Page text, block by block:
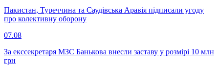
Пакистан, Туреччина та Саудівська Аравія підписали угоду
про колективну оборону
07.08
За екссекретаря МЗС Банькова внесли заставу у розмірі 10 млн
грн